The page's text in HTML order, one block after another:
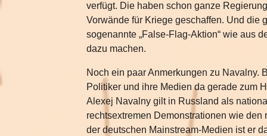
verfügt. Die haben schon ganze
Vorwände für Kriege geschaffen. Und die
sogenannte „False-Flag-Aktion“ wie aus
dazu machen.
Noch ein paar Anmerkungen zu Navalny.
Politiker und ihre Medien da gerade zum
Alexej Navalny gilt in Russland als
rechtsextremen Demonstrationen wie den
der deutschen Mainstream-Medien ist er